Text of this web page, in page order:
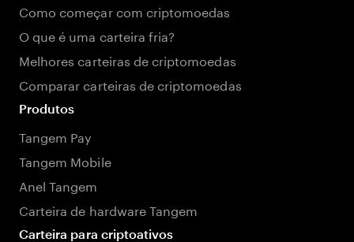
Como começar com criptomoedas
O que é uma carteira fria?
Melhores carteiras de criptomoedas
Comparar carteiras de criptomoedas
Produtos
Tangem Pay
Tangem Mobile
Anel Tangem
Carteira de hardware Tangem
Carteira para criptoativos